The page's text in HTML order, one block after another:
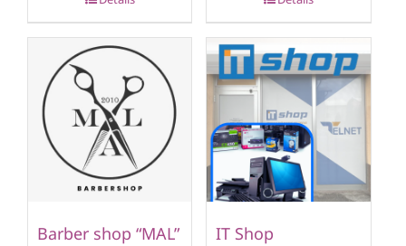
Barber shop “MAL” IT Shop